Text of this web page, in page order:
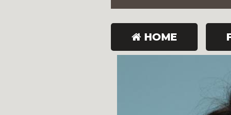
HOME